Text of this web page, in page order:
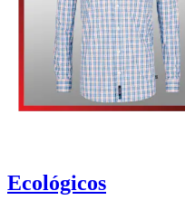
Ecológicos